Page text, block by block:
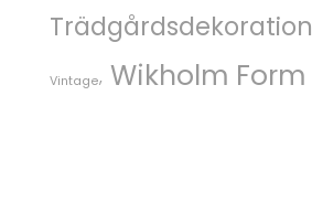
Trädgårdsdekoration
Vintage Wikholm Form